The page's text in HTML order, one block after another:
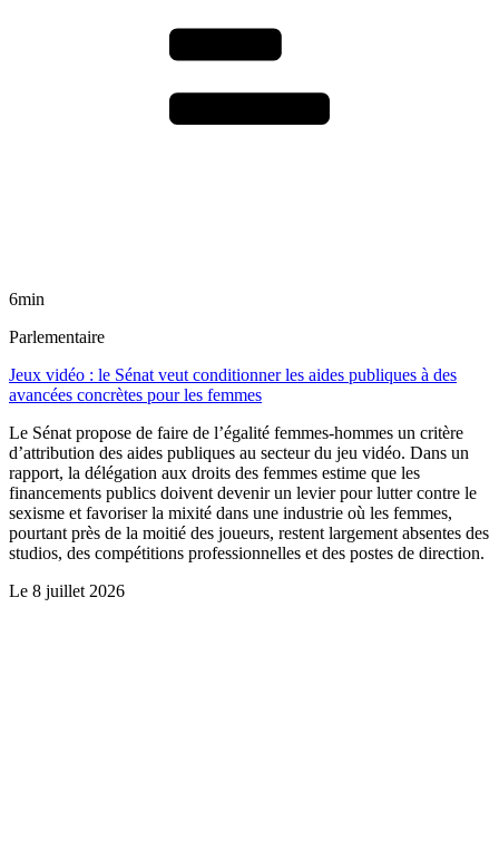
6min
Parlementaire
Jeux vidéo : le Sénat veut conditionner les aides publiques à des
avancées concrètes pour les femmes
Le Sénat propose de faire de l’égalité femmes-hommes un critère
d’attribution des aides publiques au secteur du jeu vidéo. Dans un
rapport, la délégation aux droits des femmes estime que les
financements publics doivent devenir un levier pour lutter contre le
sexisme et favoriser la mixité dans une industrie où les femmes,
pourtant près de la moitié des joueurs, restent largement absentes des
studios, des compétitions professionnelles et des postes de direction.
Le 8 juillet 2026